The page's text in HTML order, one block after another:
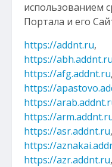
использованием
Портала и его
https://addnt.ru,
https://abh.addnt.ru
https://afg.addnt.ru,
https://
https://
https://
https://asr.addnt.ru,
https://
https://azr.addnt.ru,